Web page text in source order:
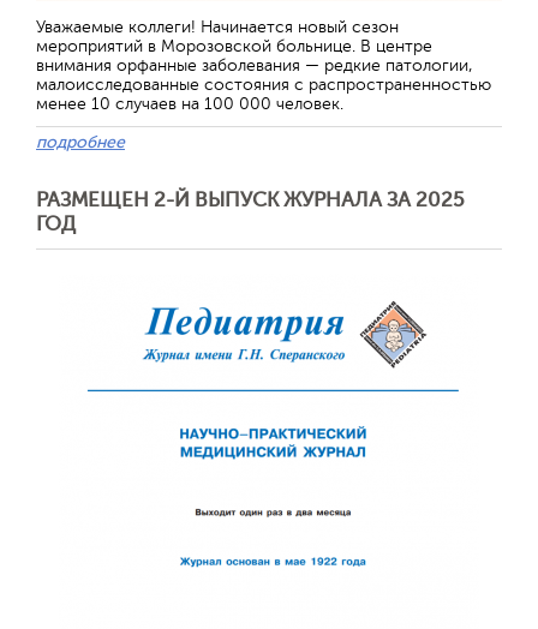
Уважаемые коллеги! Начинается новый сезон
мероприятий в Морозовской больнице. В центре
внимания орфанные заболевания — редкие патологии,
малоисследованные состояния с распространенностью
менее 10 случаев на 100 000 человек.
подробнее
РАЗМЕЩЕН 2-Й ВЫПУСК ЖУРНАЛА ЗА 2025
ГОД